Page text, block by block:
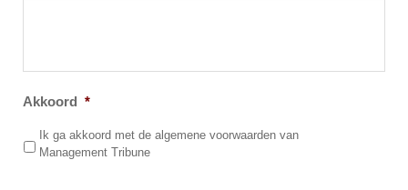
Akkoord *
Ik ga akkoord met de algemene voorwaarden van
Management Tribune